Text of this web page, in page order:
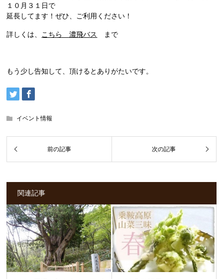
１０月３１日で
延長してます！ぜひ、ご利用ください！
詳しくは、 こちら 濃飛バス まで
もう少し告知して、頂けるとありがたいです。
イベント情報
関連記事